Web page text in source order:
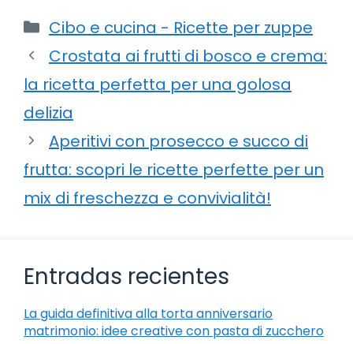
Categorie
Cibo e cucina - Ricette per zuppe
Crostata ai frutti di bosco e crema:
la ricetta perfetta per una golosa
delizia
Aperitivi con prosecco e succo di
frutta: scopri le ricette perfette per un
mix di freschezza e convivialità!
Entradas recientes
La guida definitiva alla torta anniversario
matrimonio: idee creative con pasta di zucchero